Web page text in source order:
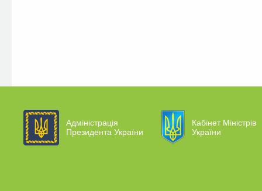
Адміністрація
Президента України
Кабінет Міністрів
України